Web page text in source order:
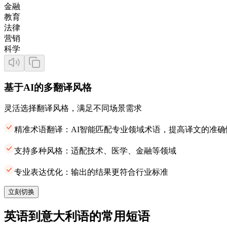
金融
教育
法律
营销
科学
基于AI的多翻译风格
灵活选择翻译风格，满足不同场景需求
精准术语翻译：AI智能匹配专业领域术语，提高译文的准
支持多种风格：适配技术、医学、金融等领域
专业表达优化：输出的结果更符合行业标准
立刻切换
英语到意大利语的常用短语